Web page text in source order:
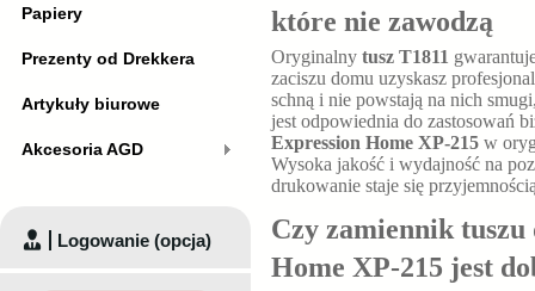
które nie zawodzą
Oryginalny tusz T1811
zaciszu domu uzyskasz
schną i nie powstają na nich
jest odpowiednia do zastosowań
Expression Home XP-215 w
Wysoka jakość i wydajność na
drukowanie staje się
Czy zamiennik
Home XP-215 jest
Papiery
Prezenty od Drekkera
Artykuły biurowe
Akcesoria AGD
Logowanie (opcja)